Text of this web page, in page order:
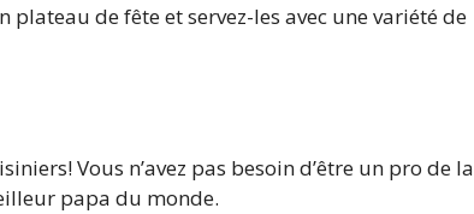
de fête et servez-les avec une variété de
Vous n’avez pas besoin d’être un pro de la
papa du monde.